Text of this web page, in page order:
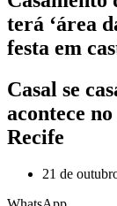
terá ‘área
festa em
Casal se
acontece
Recife
21 de